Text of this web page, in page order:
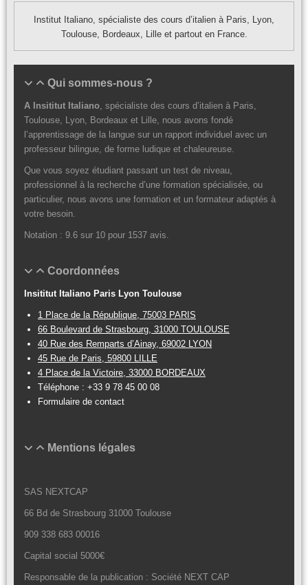
Institut Italiano, spécialiste des cours d’italien à Paris, Lyon,
Toulouse, Bordeaux, Lille et partout en France.
Qui sommes-nous ?
A Insititut Italiano , spécialiste des cours d’italien à Paris,
Toulouse, Lyon, Bordeaux et Lille, nous avons fondé
l’apprentissage de la langue sur un rapport individuel avec un
professeur bilingue, de forme ludique et chaleureuse.
Que vous soyez étudiant passant un test de niveau,
professionnel à la recherche d’une formation spécialisée, ou
particulier, nous avons une formation et un formateur adaptés à
votre besoin.
Notation : 9.6 sur 10 pour 1537 avis.
Coordonnées
Insititut Italiano Paris Lyon Toulouse
1 Place de la République, 75003 PARIS
66 Boulevard de Strasbourg, 31000 TOULOUSE
40 Rue des Remparts d’Ainay, 69002 LYON
45 Rue de Paris, 59800 LILLE
4 Place de la Victoire, 33000 BORDEAUX
Téléphone : +33 9 78 45 00 08
Formulaire de contact
Mentions légales
SAS NEXTCAP
66 Bd de Strasbourg 31000 Toulouse
909 338 683 00016
Capital social 5000€
Responsable de la publication : Société NEXT CAP